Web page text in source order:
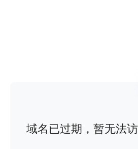
域名已过期，暂无法